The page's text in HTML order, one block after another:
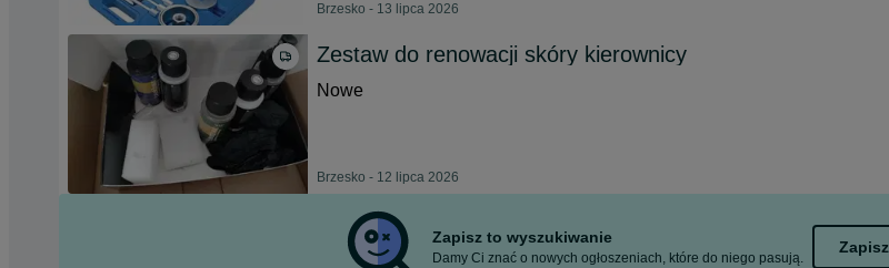
Brzesko - 13 lipca 2026
Zestaw do renowacji skóry kierownicy
Nowe
Brzesko - 12 lipca 2026
Zapisz to wyszukiwanie
Damy Ci znać o nowych ogłoszeniach, które do niego pasują.
Zapisz